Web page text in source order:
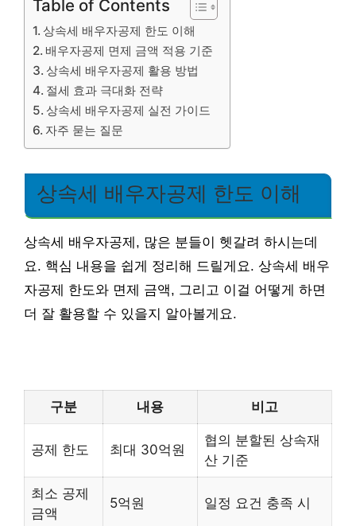
Table of Contents
상속세 배우자공제 한도 이해
배우자공제 면제 금액 적용 기준
상속세 배우자공제 활용 방법
절세 효과 극대화 전략
상속세 배우자공제 실전 가이드
자주 묻는 질문
상속세 배우자공제 한도 이해
상속세 배우자공제, 많은 분들이 헷갈려 하시는데
요. 핵심 내용을 쉽게 정리해 드릴게요. 상속세 배우
자공제 한도와 면제 금액, 그리고 이걸 어떻게 하면
더 잘 활용할 수 있을지 알아볼게요.
구분 내용 비고
공제 한도 최대 30억원
협의 분할된 상속재
산 기준
최소 공제
금액
5억원 일정 요건 충족 시